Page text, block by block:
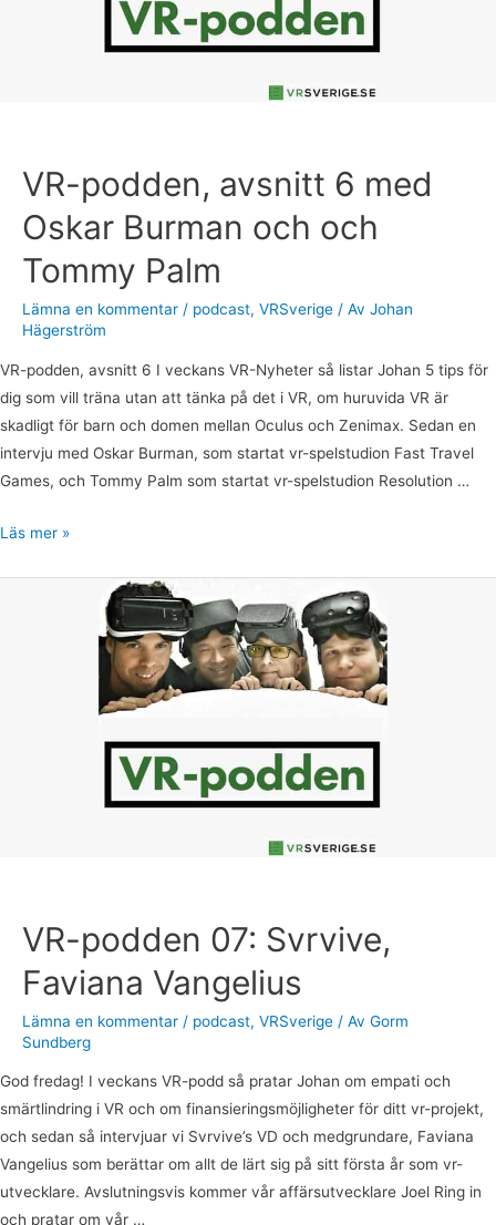
VR-podden, avsnitt 6 med
Oskar Burman och och
Tommy Palm
Lämna en kommentar / podcast, VRSverige / Av Johan
Hägerström
VR-podden, avsnitt 6 I veckans VR-Nyheter så listar Johan 5 tips för
dig som vill träna utan att tänka på det i VR, om huruvida VR är
skadligt för barn och domen mellan Oculus och Zenimax. Sedan en
intervju med Oskar Burman, som startat vr-spelstudion Fast Travel
Games, och Tommy Palm som startat vr-spelstudion Resolution …
Läs mer »
VR-podden 07: Svrvive,
Faviana Vangelius
Lämna en kommentar / podcast, VRSverige / Av Gorm
Sundberg
God fredag! I veckans VR-podd så pratar Johan om empati och
smärtlindring i VR och om finansieringsmöjligheter för ditt vr-projekt,
och sedan så intervjuar vi Svrvive’s VD och medgrundare, Faviana
Vangelius som berättar om allt de lärt sig på sitt första år som vr-
utvecklare. Avslutningsvis kommer vår affärsutvecklare Joel Ring in
och pratar om vår …